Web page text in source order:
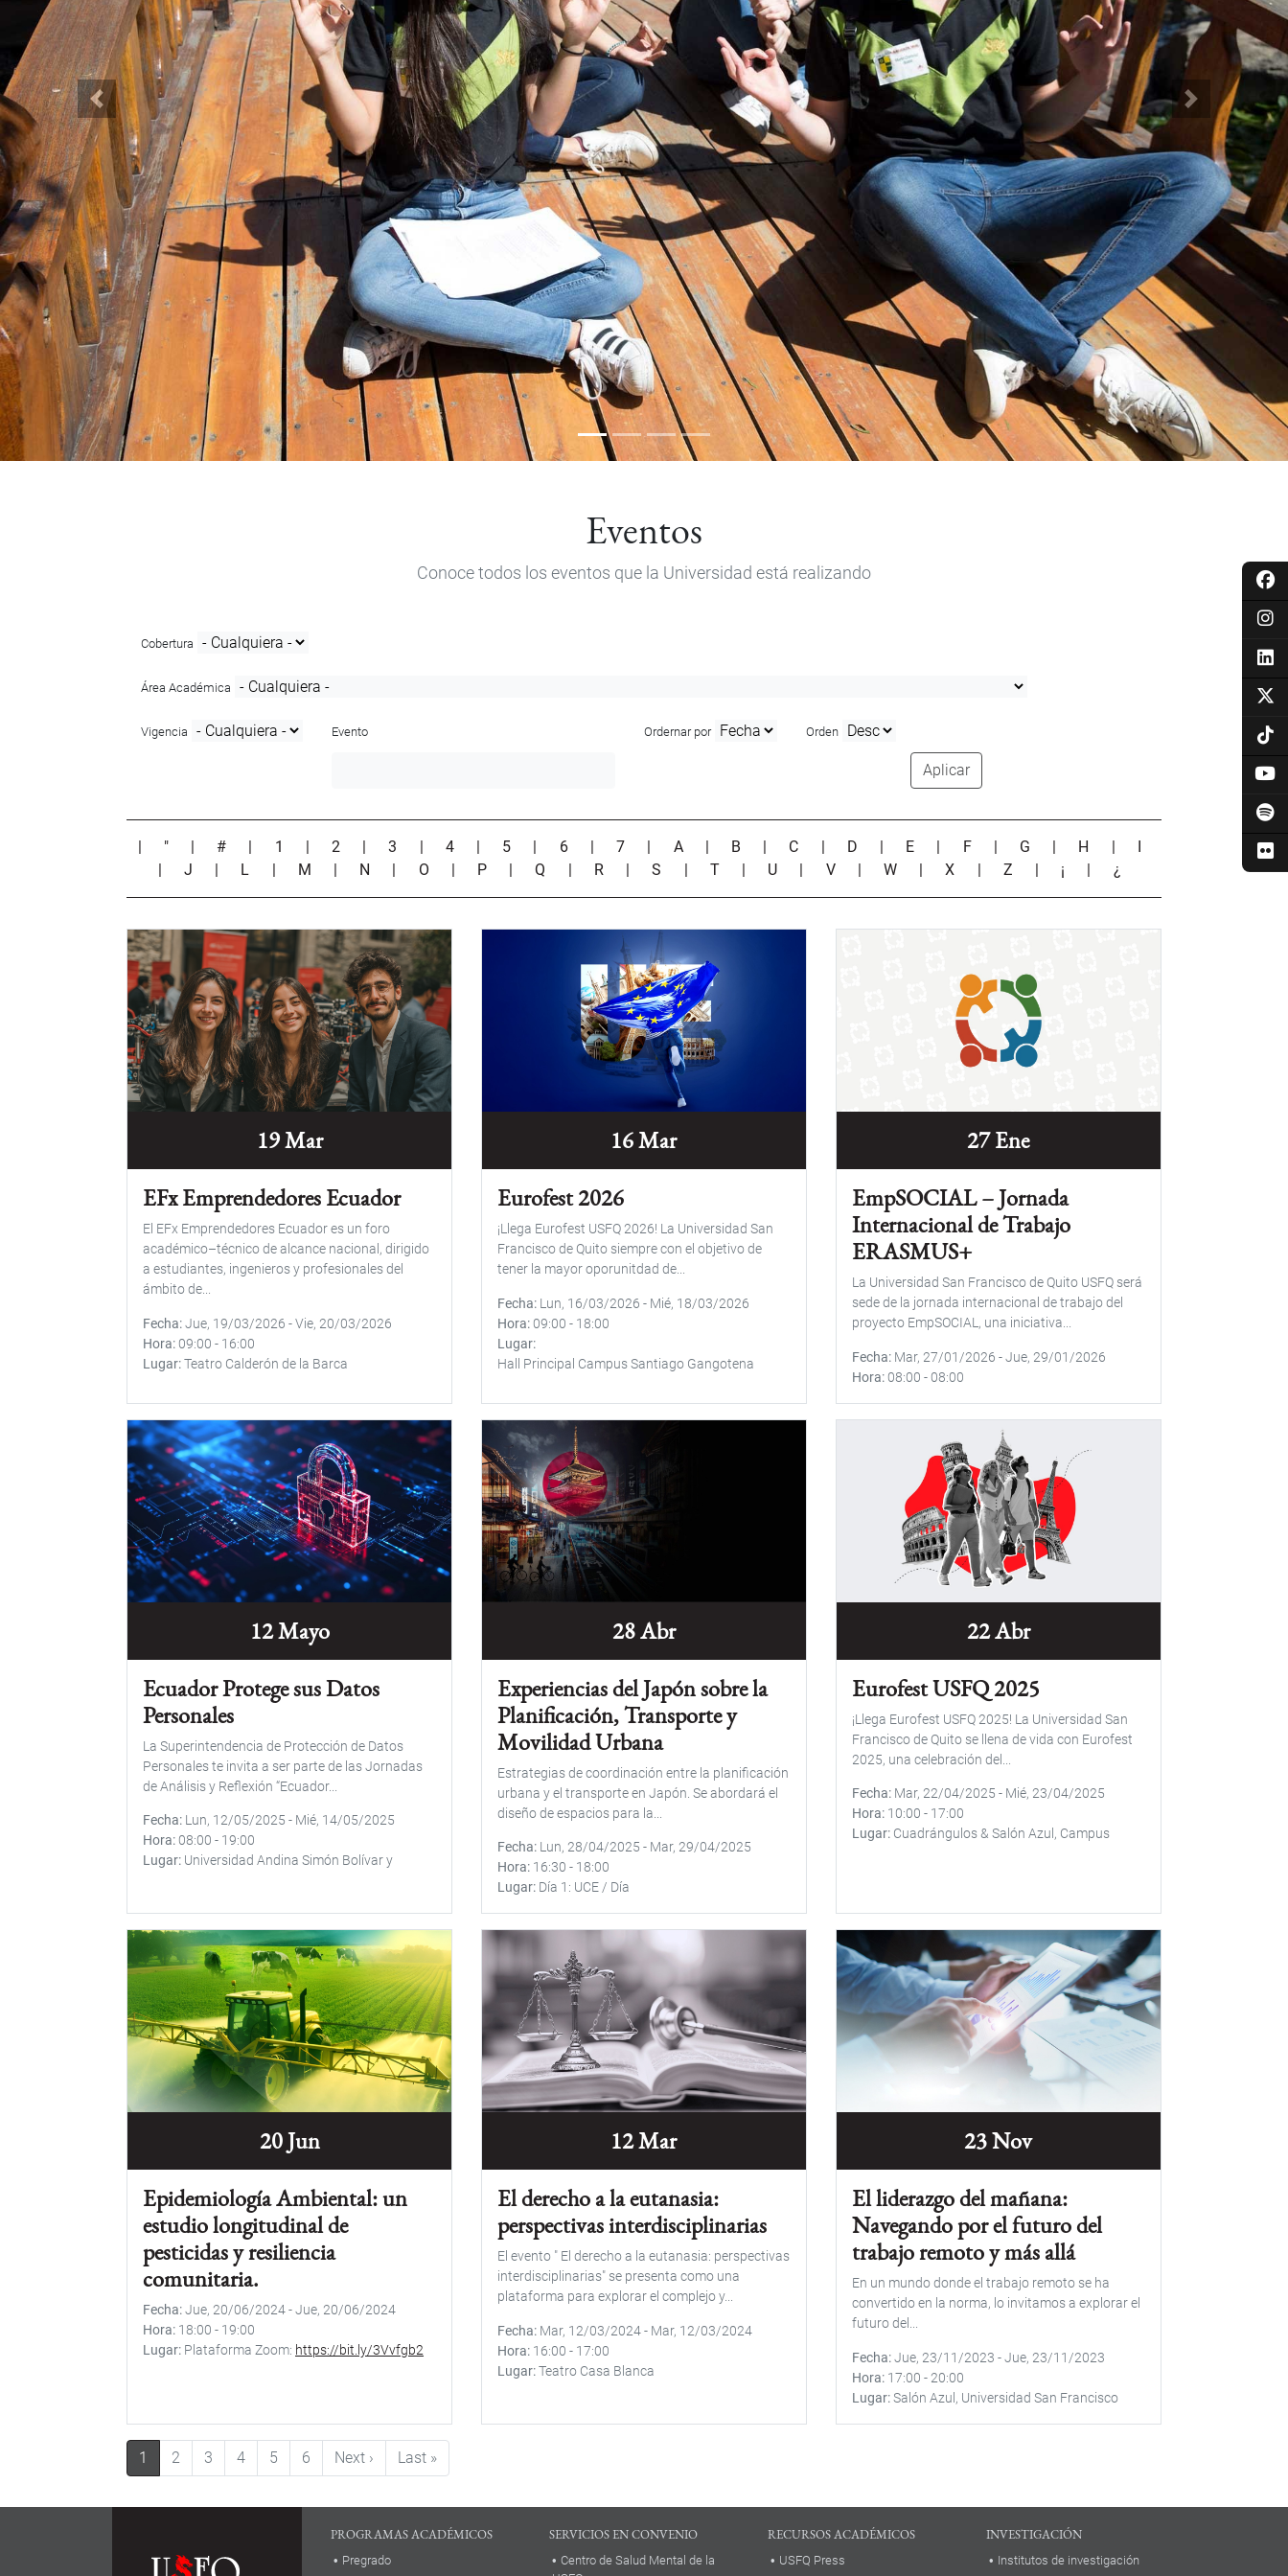
Anterior Siguiente
Eventos
Conoce todos los eventos que la Universidad está realizando
Cobertura
Área Académica
Vigencia Evento Ordernar por Orden
Aplicar
" # 1 2 |3 4 5 6 |7 A B C D E F G H
J L M N O P |Q R |S T U V W |X Z ¡ ¿
19 Mar
EFx Emprendedores Ecuador
El EFx Emprendedores Ecuador es un foro
académico–técnico de alcance nacional, dirigido
a estudiantes, ingenieros y profesionales del
ámbito de...
Fecha Jue, 19/03/2026 -Vie, 20/03/2026
Hora 09:00 - 16:00
Lugar Teatro Calderón de la Barca
16 Mar
Eurofest 2026
¡Llega Eurofest USFQ 2026! La Universidad San
Francisco de Quito siempre con el objetivo de
tener la mayor oporunitdad de...
Fecha Lun, 16/03/2026 - Mié, 18/03/2026
Hora 09:00 - 18:00
Lugar
Hall Principal Campus Santiago Gangotena
27 Ene
EmpSOCIAL – Jornada
Internacional de Trabajo
ERASMUS+
La Universidad San Francisco de Quito USFQ será
sede de la jornada internacional de trabajo del
proyecto EmpSOCIAL, una iniciativa...
Fecha Mar, 27/01/2026 -Jue, 29/01/2026
Hora 08:00 -08:00
12 Mayo
Ecuador Protege sus Datos
Personales
La Superintendencia de Protección de Datos
Personales te invita a ser parte de las Jornadas
de Análisis y Reflexión “Ecuador...
Fecha Lun, 12/05/2025 - Mié, 14/05/2025
Hora 08:00 - 19:00
Lugar Universidad Andina Simón Bolívar y
28 Abr
Experiencias del Japón sobre la
Planificación, Transporte y
Movilidad Urbana
Estrategias de coordinación entre la planificación
urbana y el transporte en Japón. Se abordará el
diseño de espacios para la...
Fecha Lun, 28/04/2025 - Mar, 29/04/2025
Hora 16:30 - 18:00
Lugar Día 1: UCE / Día
22 Abr
Eurofest USFQ 2025
¡Llega Eurofest USFQ 2025! La Universidad San
Francisco de Quito se llena de vida con Eurofest
2025, una celebración del...
Fecha Mar, 22/04/2025 - Mié, 23/04/2025
Hora 10:00 - 17:00
Lugar Cuadrángulos & Salón Azul, Campus
20 Jun
Epidemiología Ambiental: un
estudio longitudinal de
pesticidas y resiliencia
comunitaria.
Fecha Jue, 20/06/2024-Jue, 20/06/2024
Hora 18:00 - 19:00
Lugar Plataforma Zoom: https://bit.ly/3Vvfgb2
12 Mar
El derecho a la eutanasia:
perspectivas interdisciplinarias
El evento " El derecho a la eutanasia: perspectivas
interdisciplinarias" se presenta como una
plataforma para explorar el complejo y...
Fecha Mar, 12/03/2024- Mar, 12/03/2024
Hora 16:00 - 17:00
Lugar Teatro Casa Blanca
23 Nov
El liderazgo del mañana:
Navegando por el futuro del
trabajo remoto y más allá
En un mundo donde el trabajo remoto se ha
convertido en la norma, lo invitamos a explorar el
futuro del...
Fecha Jue, 23/11/2023 -Jue, 23/11/2023
Hora 17:00 - 20:00
Lugar Salón Azul, Universidad San Francisco
Paginación
1 2 3 4 5 6 Next › Siguiente página
Last »Última página
PROGRAMAS ACADÉMICOS
Pregrado
SERVICIOS EN CONVENIO
Centro de Salud Mental de la
RECURSOS ACADÉMICOS
USFQ Press
INVESTIGACIÓN
Institutos de investigación